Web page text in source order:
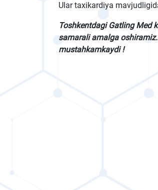
Ular taxikardiya
Toshkentdagi Gatling Med
samarali amalga
mustahkamkaydi !